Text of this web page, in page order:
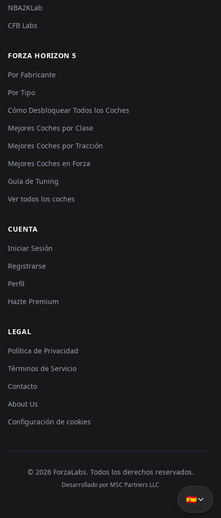
NBA2KLab
CFB Labs
FORZA HORIZON 5
Por Fabricante
Por Tipo
Cómo Desbloquear Todos los Coches
Mejores Coches por Clase
Mejores Coches por Tracción
Mejores Coches en Forza
Guía de Tuning
Ver todos los coches
CUENTA
Iniciar Sesión
Registrarse
Perfil
Hazte Premium
LEGAL
Política de Privacidad
Términos de Servicio
Contacto
About Us
Configuración de cookies
© 2026 ForzaLabs. Todos los derechos reservados.
Desarrollado por MSC Partners LLC
🇪🇸